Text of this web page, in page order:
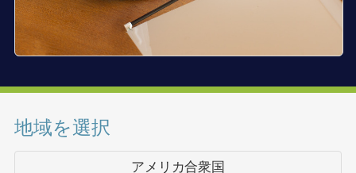
地域を選択
アメリカ合衆国